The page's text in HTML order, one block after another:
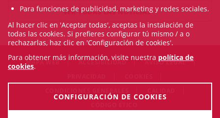
VER TODAS LAS NOTICIAS
MAPA WEB ACCESIBILIDAD
AVISO LEGAL
Para funciones de publicidad, marketing y redes sociales.
Al hacer clic en 'Aceptar todas', aceptas la instalación de
todas las cookies. Si prefieres configurar tú mismo / a o
rechazarlas, haz clic en 'Configuración de cookies'.
Para obtener más información, visite nuestra política de
cookies.
CONFIGURACIÓN DE COOKIES